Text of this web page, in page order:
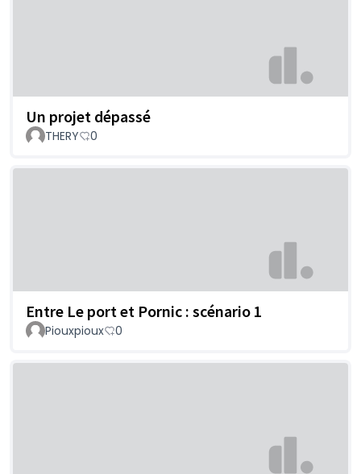
Un projet dépassé
THERY 0
Entre Le port et Pornic : scénario 1
Piouxpioux 0